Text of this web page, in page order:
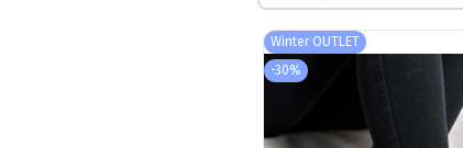
Winter OUTLET
-30%